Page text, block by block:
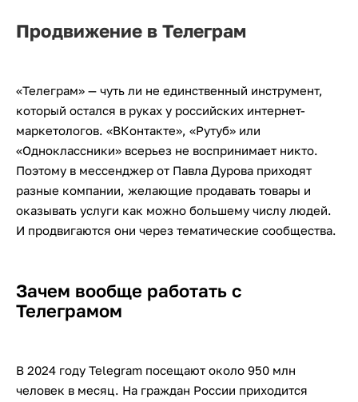
Продвижение в Телеграм
«Телеграм» — чуть ли не единственный инструмент,
который остался в руках у российских интернет-
маркетологов. «ВКонтакте», «Рутуб» или
«Одноклассники» всерьез не воспринимает никто.
Поэтому в мессенджер от Павла Дурова приходят
разные компании, желающие продавать товары и
оказывать услуги как можно большему числу людей.
И продвигаются они через тематические сообщества.
Зачем вообще работать с
Телеграмом
В 2024 году Telegram посещают около 950 млн
человек в месяц. На граждан России приходится